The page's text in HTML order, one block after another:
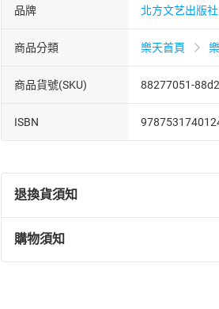
品牌 北方文艺出版社
商品分類 樂天首頁
商品貨號(SKU) 88277051-
ISBN
退換貨須知
退換貨規定：
(一)依消費者保護法第19條第1
購物須知